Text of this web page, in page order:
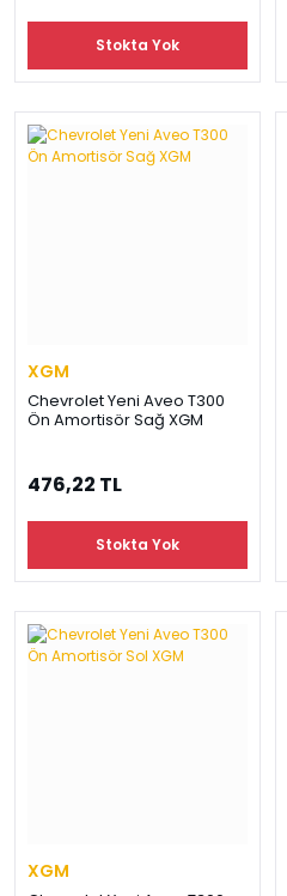
Stokta Yok
XGM
Chevrolet Yeni Aveo T300
Ön Amortisör Sağ XGM
476,22 TL
Stokta Yok
XGM